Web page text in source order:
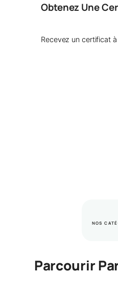
Obtenez Une
Recevez un certificat à
NOS
Parcourir